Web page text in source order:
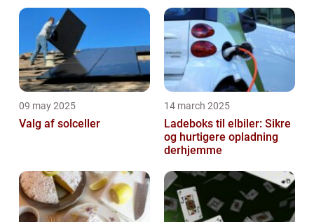
09 may 2025
Valg af solceller
14 march 2025
Ladeboks til elbiler: Sikre
og hurtigere opladning
derhjemme